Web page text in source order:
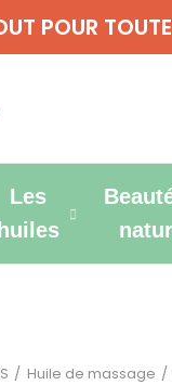
POUR
Les
huiles
Huile de massage